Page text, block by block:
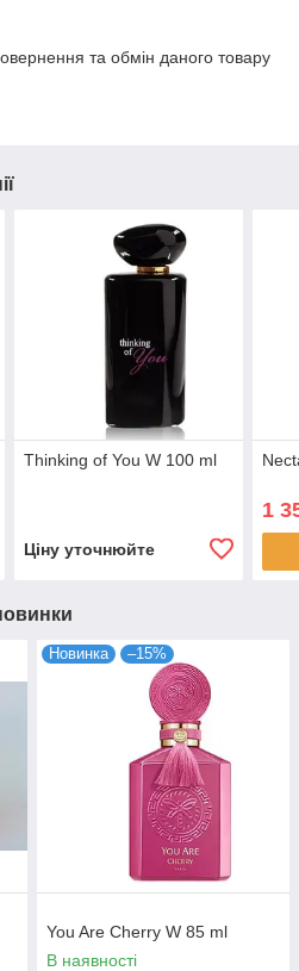
та обмін даного товару
Thinking of You W 100 ml
Ціну уточнюйте
1
Новинка –15%
You Are Cherry W 85 ml
В наявності